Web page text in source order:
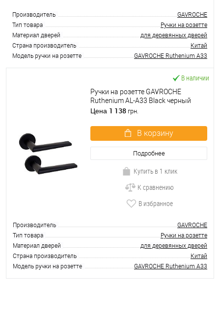
Производитель
GAVROCHE
Тип товара
Ручки на розетте
Материал дверей
для деревянных дверей
Страна производитель
Китай
Модель ручки на розетте
GAVROCHE Ruthenium A33
В наличии
Ручки на розетте GAVROCHE
Ruthenium AL-A33 Black черный
Цена 1 138 грн.
В корзину
Подробнее
Купить в 1 клик
К сравнению
В избранное
Производитель
GAVROCHE
Тип товара
Ручки на розетте
Материал дверей
для деревянных дверей
Страна производитель
Китай
Модель ручки на розетте
GAVROCHE Ruthenium A33